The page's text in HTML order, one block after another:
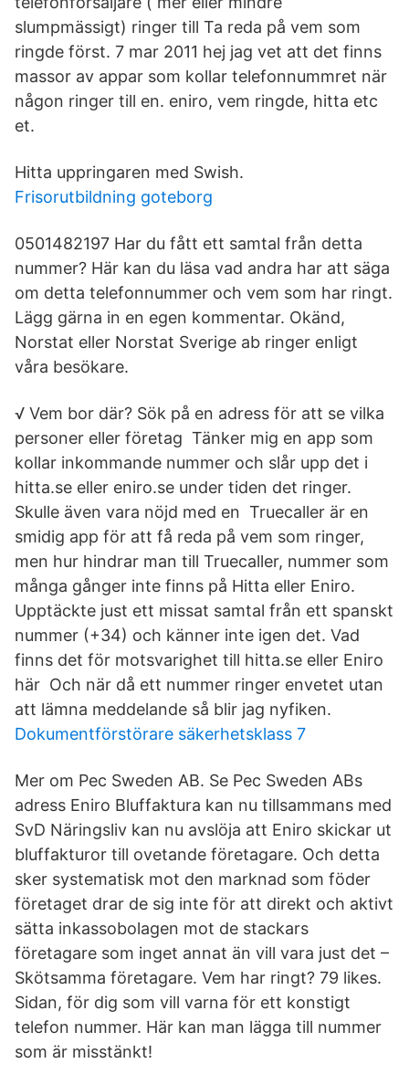
slumpmässigt) ringer till Ta reda på vem som
ringde först. 7 mar 2011 hej jag vet att det finns
massor av appar som kollar telefonnummret när
någon ringer till en. eniro, vem ringde, hitta etc
et.
Hitta uppringaren med Swish.
Frisorutbildning goteborg
0501482197 Har du fått ett samtal från detta
nummer? Här kan du läsa vad andra har att säga
om detta telefonnummer och vem som har ringt.
Lägg gärna in en egen kommentar. Okänd,
Norstat eller Norstat Sverige ab ringer enligt
våra besökare.
√ Vem bor där? Sök på en adress för att se vilka
personer eller företag Tänker mig en app som
kollar inkommande nummer och slår upp det i
hitta.se eller eniro.se under tiden det ringer.
Skulle även vara nöjd med en Truecaller är en
smidig app för att få reda på vem som ringer,
men hur hindrar man till Truecaller, nummer som
många gånger inte finns på Hitta eller Eniro.
Upptäckte just ett missat samtal från ett spanskt
nummer (+34) och känner inte igen det. Vad
finns det för motsvarighet till hitta.se eller Eniro
här Och när då ett nummer ringer envetet utan
att lämna meddelande så blir jag nyfiken.
Dokumentförstörare säkerhetsklass 7
Mer om Pec Sweden AB. Se Pec Sweden ABs
adress Eniro Bluffaktura kan nu tillsammans med
SvD Näringsliv kan nu avslöja att Eniro skickar ut
bluffakturor till ovetande företagare. Och detta
sker systematisk mot den marknad som föder
företaget drar de sig inte för att direkt och aktivt
sätta inkassobolagen mot de stackars
företagare som inget annat än vill vara just det –
Skötsamma företagare. Vem har ringt? 79 likes.
Sidan, för dig som vill varna för ett konstigt
telefon nummer. Här kan man lägga till nummer
som är misstänkt!